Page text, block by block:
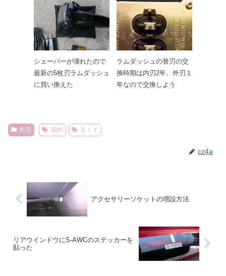
シェーバーが壊れたので
最新の5枚刃ラムダッシュ
に買い換えた
ラムダッシュの替刃の交
換時期は内刃2年、外刃１
年なので交換しよう
生活 節約 ＤＩＹ
cz4a
アクセサリーソケットの増設方法
リアウインドウにS-AWCのステッカーを
貼った